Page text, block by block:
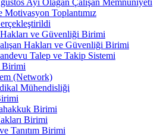
Motivasyon Toplantımız
Hakları ve Güvenliği Birimi
Hakları ve Güvenliği Birimi
Talep ve Takip Sistemi
Birimi
(Network)
Mühendisliği
Birimi
Birimi
Tanıtım Birimi